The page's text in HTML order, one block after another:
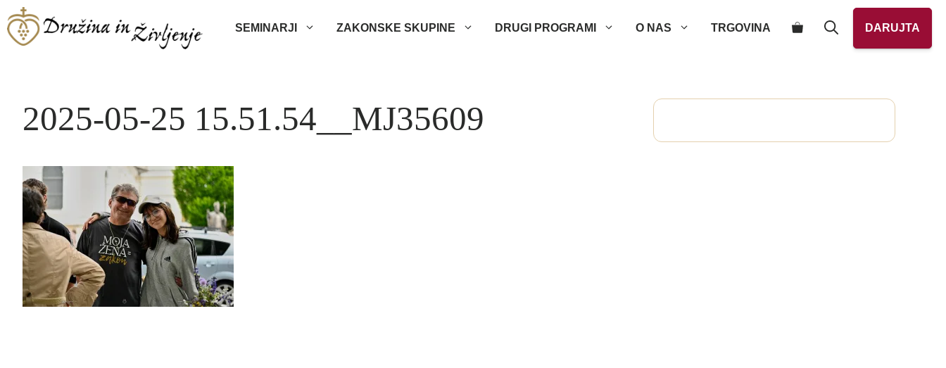
Skip
to
content
SEMINARJI ZAKONSKE SKUPINE DRUGI PROGRAMI O NAS TRGOVINA DARUJTA
2025-05-25 15.51.54__MJ35609